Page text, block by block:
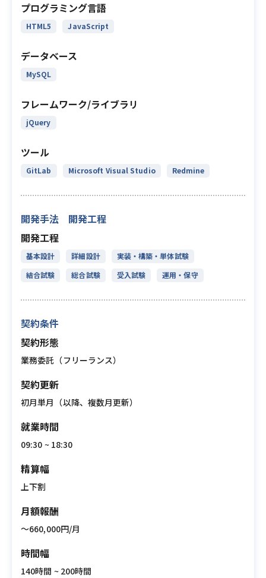
プログラミング言語
HTML5 JavaScript
データベース
MySQL
フレームワーク/ライブラリ
jQuery
ツール
GitLab Microsoft Visual Studio Redmine
開発手法 開発工程
開発工程
基本設計 詳細設計
実装・構築・単体試験
結合試験
総合試験 受入試験 運用・保守
契約条件
契約形態
業務委託（フリーランス）
契約更新
初月単月（以降、複数月更新）
就業時間
09:30 ~ 18:30
精算幅
上下割
月額報酬
〜660,000円/月
時間幅
140時間 ~ 200時間